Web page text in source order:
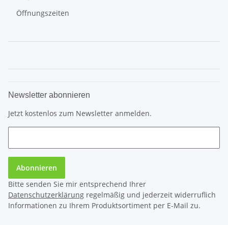
Öffnungszeiten
Newsletter abonnieren
Jetzt kostenlos zum Newsletter anmelden.
Abonnieren
Bitte senden Sie mir entsprechend Ihrer
Datenschutzerklärung regelmäßig und jederzeit widerruflich
Informationen zu Ihrem Produktsortiment per E-Mail zu.